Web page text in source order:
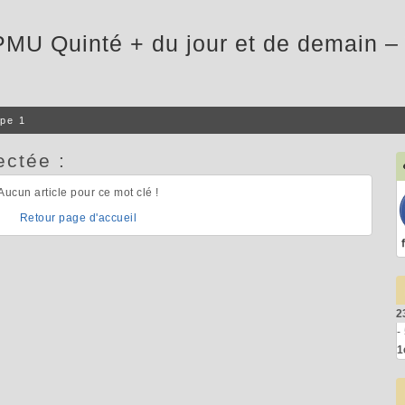
Quinté + du jour et de demain
1
:
article pour ce mot clé !
Retour page d'accueil
-